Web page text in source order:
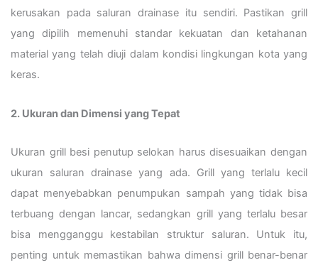
kerusakan pada saluran drainase itu sendiri. Pastikan grill
yang dipilih memenuhi standar kekuatan dan ketahanan
material yang telah diuji dalam kondisi lingkungan kota yang
keras.
2. Ukuran dan Dimensi yang Tepat
Ukuran grill besi penutup selokan harus disesuaikan dengan
ukuran saluran drainase yang ada. Grill yang terlalu kecil
dapat menyebabkan penumpukan sampah yang tidak bisa
terbuang dengan lancar, sedangkan grill yang terlalu besar
bisa mengganggu kestabilan struktur saluran. Untuk itu,
penting untuk memastikan bahwa dimensi grill benar-benar